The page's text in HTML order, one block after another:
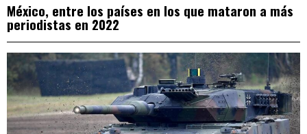
México, entre los países en los que mataron a más
periodistas en 2022